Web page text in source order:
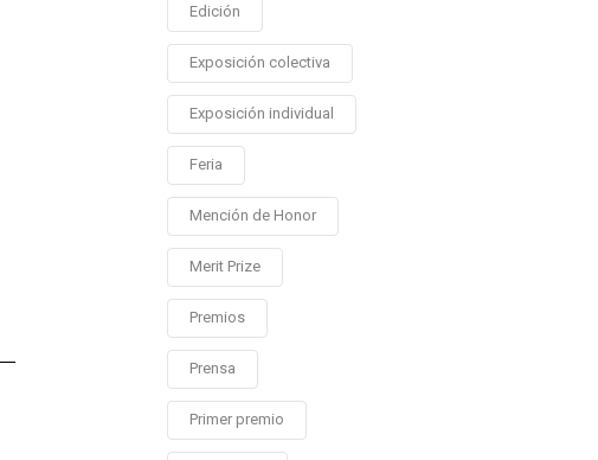
Edición
Exposición colectiva
Exposición individual
Feria
Mención de Honor
Merit Prize
Premios
Prensa
Primer premio